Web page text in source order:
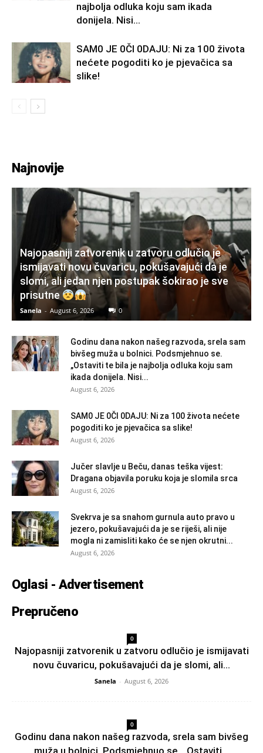
najbolja odluka koju sam ikada
donijela. Nisi...
SAM0 JE 0Čl 0DAJU: Ni za 100 života
nećete pogoditi ko je pjevačica sa
slike!
Najnovije
Najopasniji zatvorenik u zatvoru odlučio je
ismijavati novu čuvaricu, pokušavajući da je
slomi, ali jedan njen postupak šokirao je sve
prisutne
Sanela - August 6, 2026 0
Godinu dana nakon našeg razvoda, srela sam
bivšeg muža u bolnici. Podsmjehnuo se.
„Ostaviti te bila je najbolja odluka koju sam
ikada donijela. Nisi...
August 6, 2026
SAM0 JE 0Čl 0DAJU: Ni za 100 života nećete
pogoditi ko je pjevačica sa slike!
August 6, 2026
Jučer slavlje u Beču, danas teška vijest:
Dragana objavila poruku koja je slomila srca
August 6, 2026
Svekrva je sa snahom gurnula auto pravo u
jezero, pokušavajući da je se riješi, ali nije
mogla ni zamisliti kako će se njen okrutni...
August 6, 2026
Oglasi - Advertisement
Prepručeno
0
Najopasniji zatvorenik u zatvoru odlučio je ismijavati
novu čuvaricu, pokušavajući da je slomi, ali...
Sanela - August 6, 2026
0
Godinu dana nakon našeg razvoda, srela sam bivšeg
muža u bolnici. Podsmjehnuo se. „Ostaviti...